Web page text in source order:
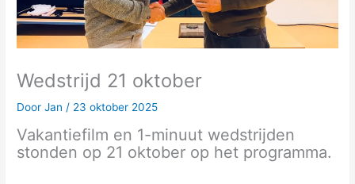
Wedstrijd 21 oktober
DoorJan / 23 oktober 2025
Vakantiefilm en 1-minuut wedstrijden
stonden op 21 oktober op het programma.